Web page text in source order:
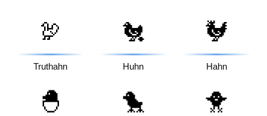
🦃
Truthahn
🐔
Huhn
🐓
Hahn
🐣 🐤 🐥